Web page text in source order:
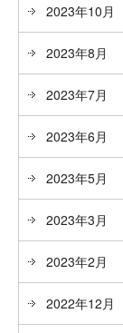
2023年10月
2023年8月
2023年7月
2023年6月
2023年5月
2023年3月
2023年2月
2022年12月